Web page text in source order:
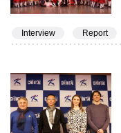
Interview Report